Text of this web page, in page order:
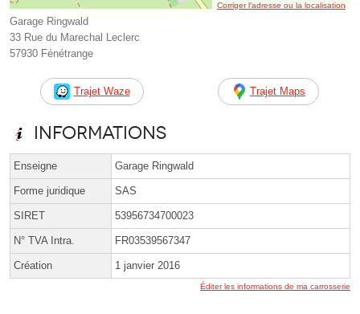
Corriger l’adresse ou la localisation
Garage Ringwald
33 Rue du Marechal Leclerc
57930 Fénétrange
Trajet Waze Trajet Maps
Informations
Enseigne Garage Ringwald
Forme juridique SAS
SIRET 53956734700023
N° TVA Intra. FR03539567347
Création 1 janvier 2016
Éditer les informations de ma carrosserie